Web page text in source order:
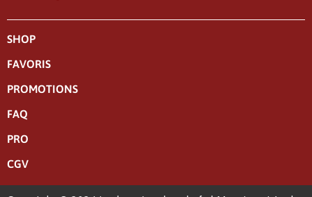
SHOP
FAVORIS
PROMOTIONS
FAQ
PRO
CGV